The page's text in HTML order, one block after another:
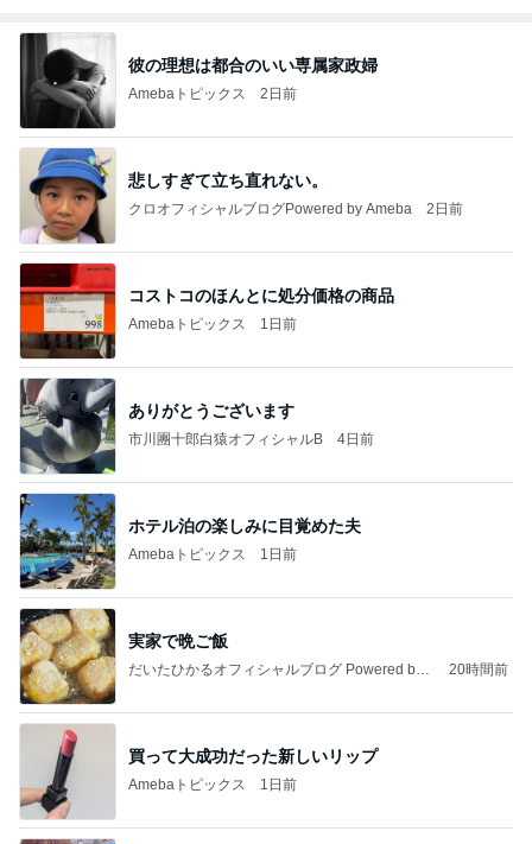
彼の理想は都合のいい専属家政婦
Amebaトピックス 2日前
悲しすぎて立ち直れない。
クロオフィシャルブログPowered by Ameba 2日前
コストコのほんとに処分価格の商品
Amebaトピックス 1日前
ありがとうございます
市川團十郎白猿オフィシャルB 4日前
ホテル泊の楽しみに目覚めた夫
Amebaトピックス 1日前
実家で晩ご飯
だいたひかるオフィシャルブログ Powered by
20時間前
買って大成功だった新しいリップ
Amebaトピックス 1日前